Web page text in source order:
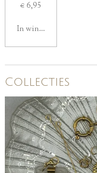
€ 6,95
In winkelwagen
Collecties